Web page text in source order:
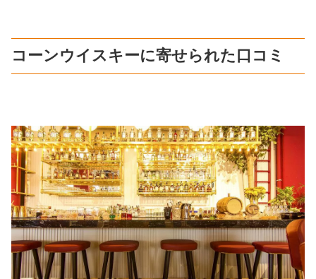
コーンウイスキーに寄せられた口コミ